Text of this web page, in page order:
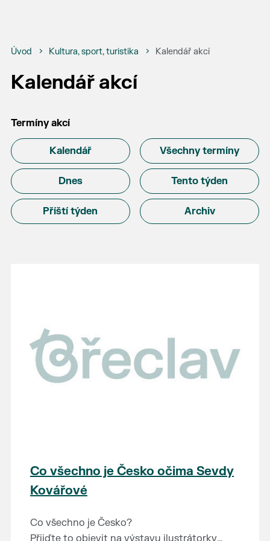
Úvod Kultura, sport, turistika Kalendář akcí
Kalendář akcí
Termíny akcí
Kalendář Všechny termíny
Dnes Tento týden
Příští týden Archiv
Co všechno je Česko očima Sevdy
Kovářové
Co všechno je Česko?
Přijďte to objevit na výstavu ilustrátorky